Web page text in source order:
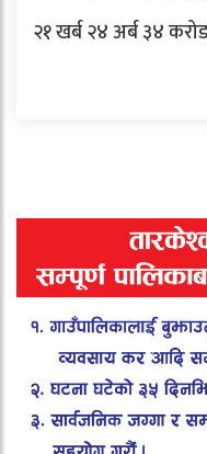
२१ खर्ब २४ अर्ब ३४